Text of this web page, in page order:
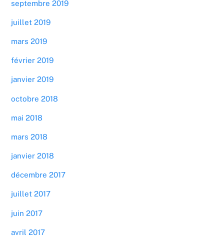
septembre 2019
juillet 2019
mars 2019
février 2019
janvier 2019
octobre 2018
mai 2018
mars 2018
janvier 2018
décembre 2017
juillet 2017
juin 2017
avril 2017